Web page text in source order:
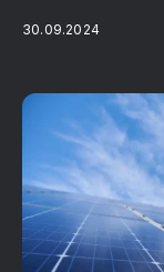
30.09.2024